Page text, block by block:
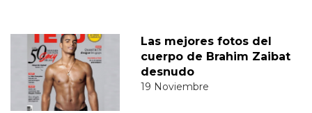
Las mejores fotos del
cuerpo de Brahim Zaibat
desnudo
19 Noviembre